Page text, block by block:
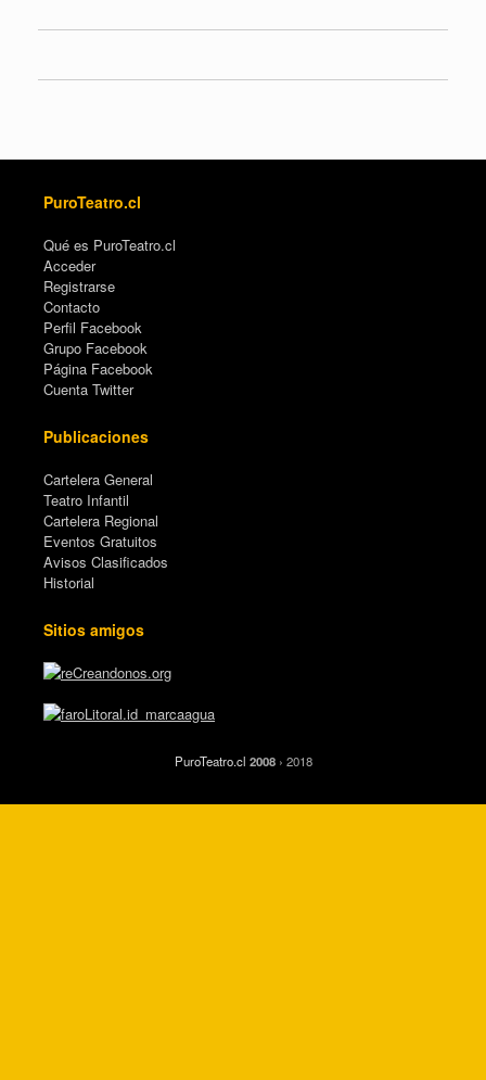
PuroTeatro.cl
Qué es PuroTeatro.cl
Acceder
Registrarse
Contacto
Perfil Facebook
Grupo Facebook
Página Facebook
Cuenta Twitter
Publicaciones
Cartelera General
Teatro Infantil
Cartelera Regional
Eventos Gratuitos
Avisos Clasificados
Historial
Sitios amigos
PuroTeatro.cl 2008› 2018